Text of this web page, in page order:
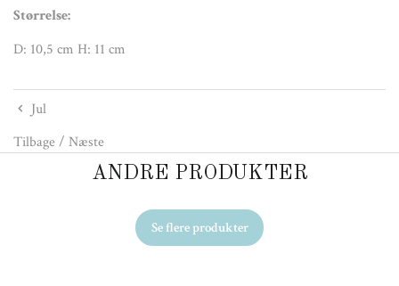
Størrelse:
D: 10,5 cm H: 11 cm
Jul
Tilbage/ Næste
ANDRE PRODUKTER
Se flere produkter